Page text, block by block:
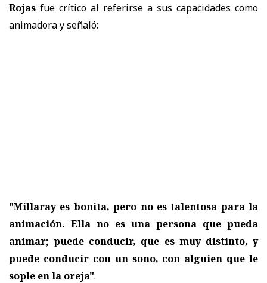
Rojas fue crítico al referirse a sus capacidades como
animadora y señaló:
"Millaray es bonita, pero no es talentosa para la
animación. Ella no es una persona que pueda
animar; puede conducir, que es muy distinto, y
puede conducir con un sono, con alguien que le
sople en la oreja".